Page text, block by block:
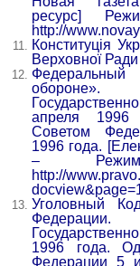
ресурс]
http://
Конституція
Верховної
апреля 1996
Советом
1996 года.
– Режим
http://
Уголовный
1996 года.
Федерации 5